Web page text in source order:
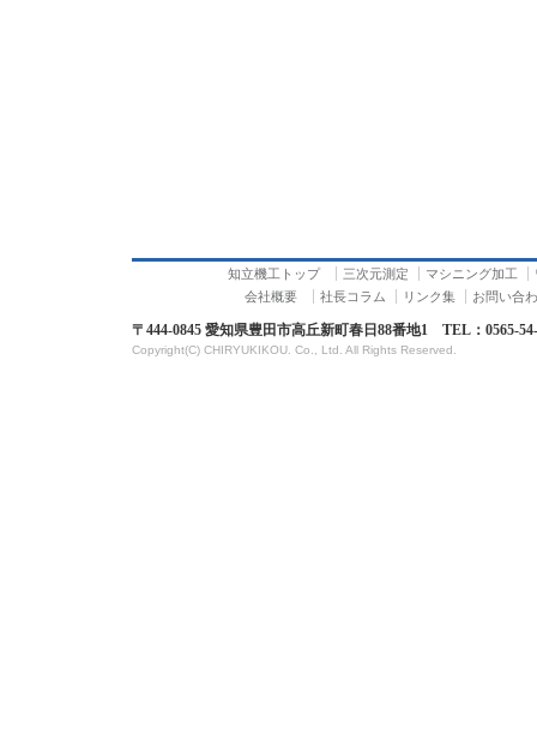
知立機工トップ 三次元測定 マシニング加工
会社概要
社長コラム リンク集 お問い合
〒444-0845 愛知県豊田市高丘新町春日88番地1 TEL：0565-
Copyright(C) CHIRYUKIKOU. Co., Ltd. All Rights Reserved.